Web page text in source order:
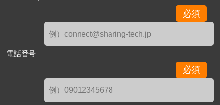
必須
電話番号
必須